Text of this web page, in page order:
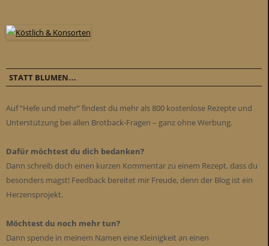
STATT BLUMEN…
Auf “Hefe und mehr” findest du mehr als 800 kostenlose Rezepte und
Unterstützung bei allen Brotback-Fragen – ganz ohne Werbung.
Dafür möchtest du dich bedanken?
Dann schreib doch einen kurzen Kommentar zu einem Rezept, dass du
besonders magst! Feedback bereitet mir Freude, denn der Blog ist ein
Herzensprojekt.
Möchtest du noch mehr tun?
Dann spende in meinem Namen eine Kleinigkeit an einen